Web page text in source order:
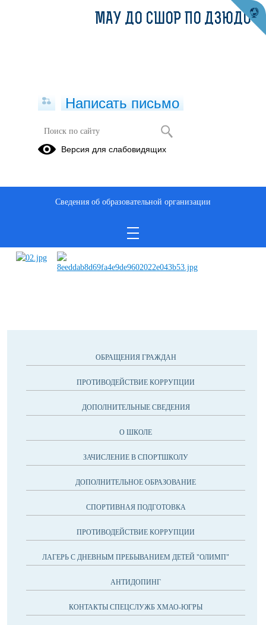
Профилактика преступлений против
половой неприкосновенности
ОБРАЩЕНИЯ ГРАЖДАН
ПРОТИВОДЕЙСТВИЕ КОРРУПЦИИ
ДОПОЛНИТЕЛЬНЫЕ СВЕДЕНИЯ
О ШКОЛЕ
ЗАЧИСЛЕНИЕ В СПОРТШКОЛУ
ДОПОЛНИТЕЛЬНОЕ ОБРАЗОВАНИЕ
СПОРТИВНАЯ ПОДГОТОВКА
ПРОТИВОДЕЙСТВИЕ КОРРУПЦИИ
ЛАГЕРЬ С ДНЕВНЫМ ПРЕБЫВАНИЕМ ДЕТЕЙ "ОЛИМП"
АНТИДОПИНГ
КОНТАКТЫ СПЕЦСЛУЖБ ХМАО-ЮГРЫ
МАУ ДО СШОР ПО ДЗЮДО
Написать письмо
Версия для слабовидящих
Сведения об образовательной организации